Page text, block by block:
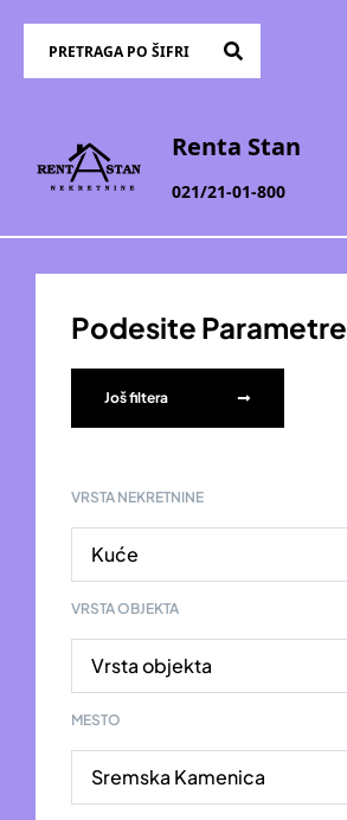
Renta Stan
021/21-01-800
Podesite Parametre
Još filtera
VRSTA NEKRETNINE
VRSTA OBJEKTA
MESTO